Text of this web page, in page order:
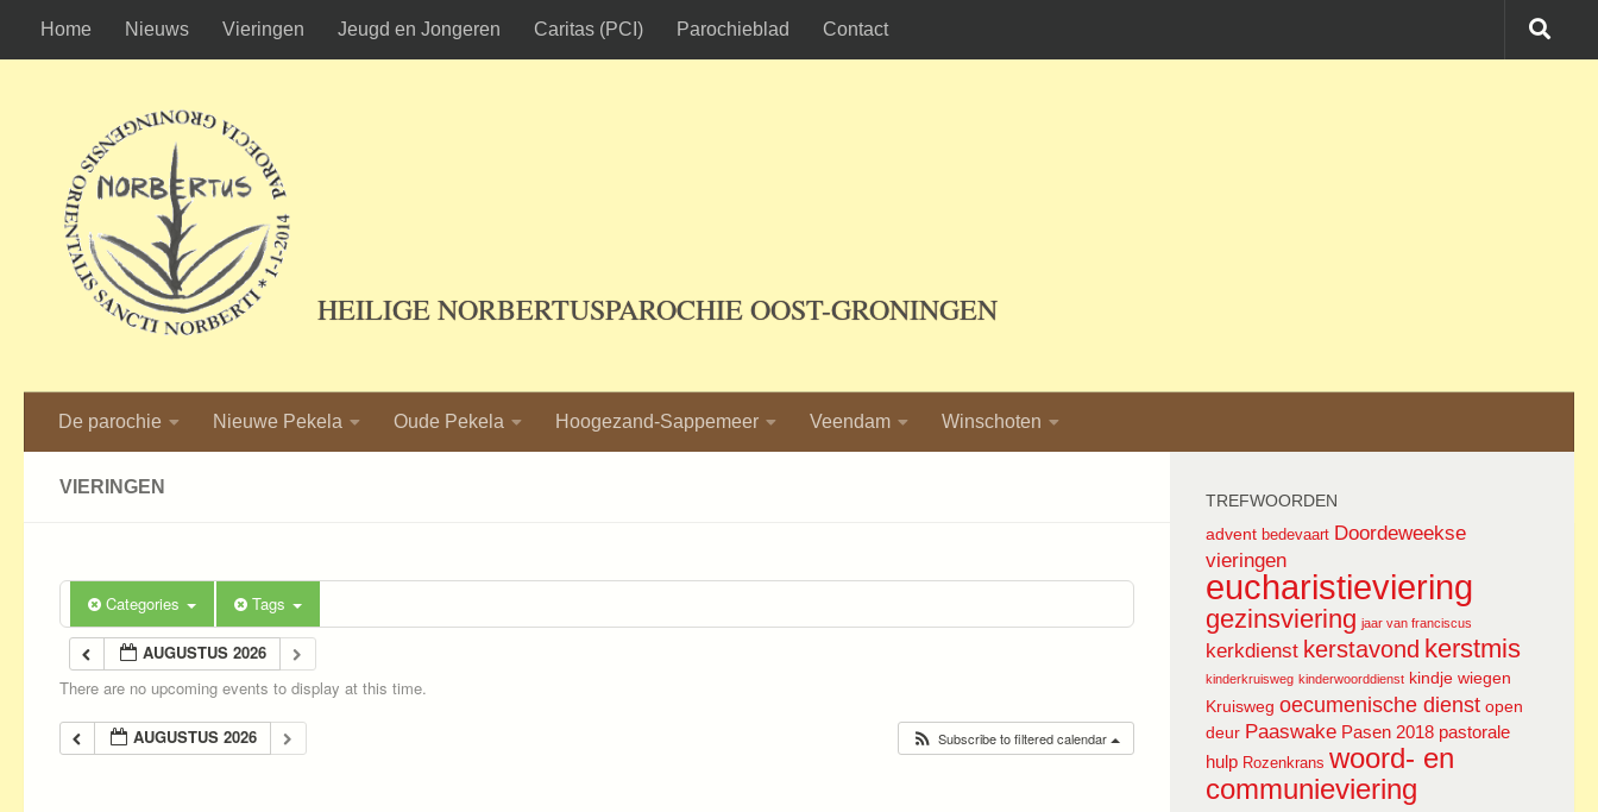
Ga naar de inhoud
Home Nieuws Vieringen Jeugd en Jongeren Caritas (PCI) Parochieblad Contact
HEILIGE NORBERTUSPAROCHIE OOST-GRONINGEN
De parochie Nieuwe Pekela Oude Pekela Hoogezand-Sappemeer Veendam Winschoten
VIERINGEN
Categories Tags
AUGUSTUS 2026
There are no upcoming events to display at this time.
AUGUSTUS 2026 Subscribe to filtered calendar
TREFWOORDEN
advent bedevaart Doordeweekse
vieringen
eucharistieviering
gezinsviering jaar van franciscus
kerkdienst kerstavond kerstmis
kinderkruisweg kinderwoorddienst kindje wiegen
Kruisweg oecumenische dienst open
deur Paaswake Pasen 2018 pastorale
hulp Rozenkrans woord- en
communieviering